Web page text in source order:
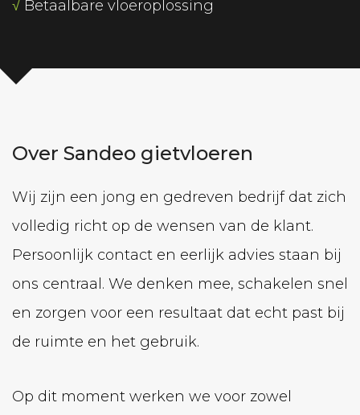
√ Betaalbare vloeroplossing
Over Sandeo gietvloeren
Wij zijn een jong en gedreven bedrijf dat zich
volledig richt op de wensen van de klant.
Persoonlijk contact en eerlijk advies staan bij
ons centraal. We denken mee, schakelen snel
en zorgen voor een resultaat dat echt past bij
de ruimte en het gebruik.
Op dit moment werken we voor zowel